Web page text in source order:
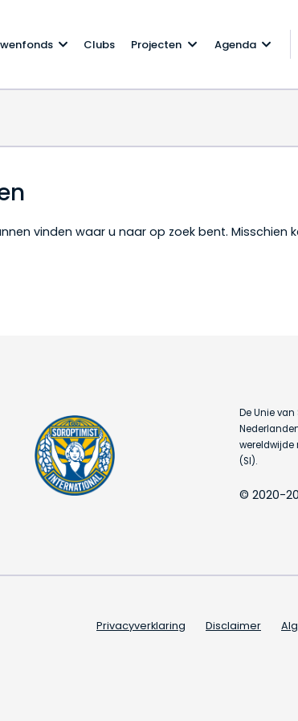
Clubs Projecten Agenda
vinden waar u naar op zoek bent. Misschien
De Unie
wereldwijde
(SI).
© 2020-
Privacyverklaring Disclaimer